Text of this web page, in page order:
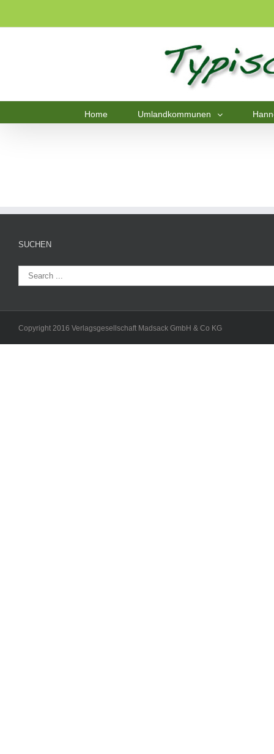
Home Umlandkommunen
SUCHEN
Copyright 2016 Verlagsgesellschaft Madsack GmbH & Co KG